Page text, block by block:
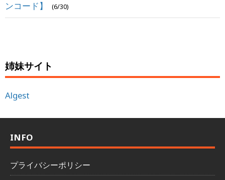
ンコード】
(6/30)
姉妹サイト
Algest
INFO
プライバシーポリシー